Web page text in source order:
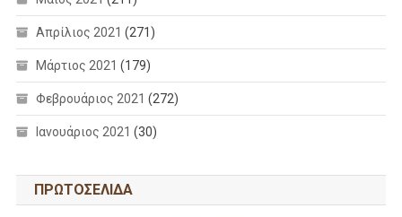
Απρίλιος 2021 (271)
Μάρτιος 2021 (179)
Φεβρουάριος 2021 (272)
Ιανουάριος 2021 (30)
ΠΡΩΤΟΣΕΛΙΔΑ